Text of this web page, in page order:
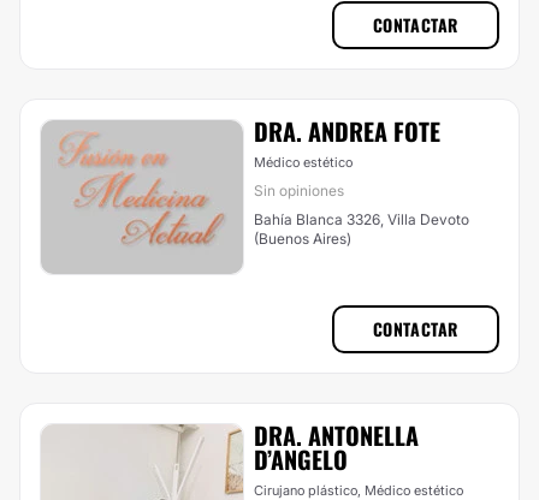
CONTACTAR
DRA. ANDREA FOTE
Médico estético
Sin opiniones
Bahía Blanca 3326, Villa Devoto
(Buenos Aires)
CONTACTAR
DRA. ANTONELLA
D’ANGELO
Cirujano plástico, Médico estético